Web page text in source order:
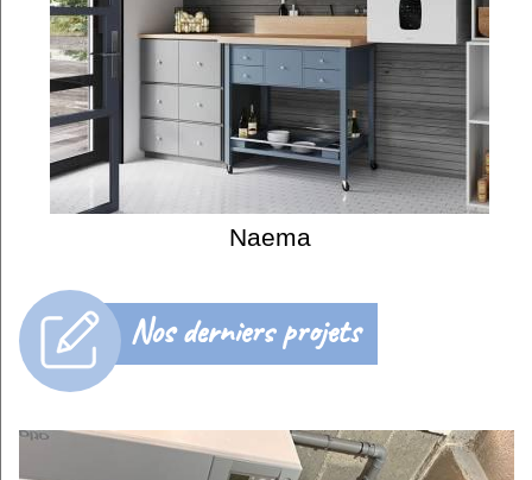
Naema
Nos derniers projets